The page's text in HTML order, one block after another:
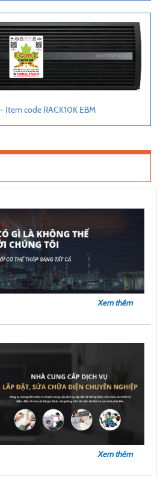
Item code RACK10K EBM
Xem thêm
Xem thêm